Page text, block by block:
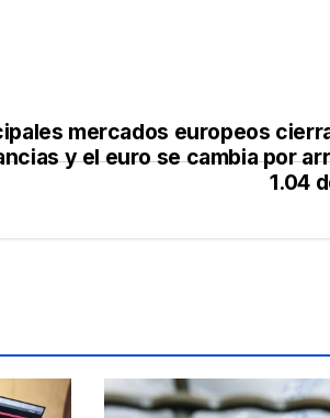
mercados europeos
y el euro se cambia por
1.04